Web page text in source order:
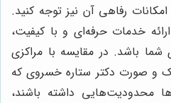
رفاهی آن نیز توجه کنید.
خدمات حرفه‌ای و با کیفیت،
شما باشد. در مقایسه با مراکزی
فک و صورت دکتر ستاره خسروی که
محدودیت‌هایی داشته باشند،